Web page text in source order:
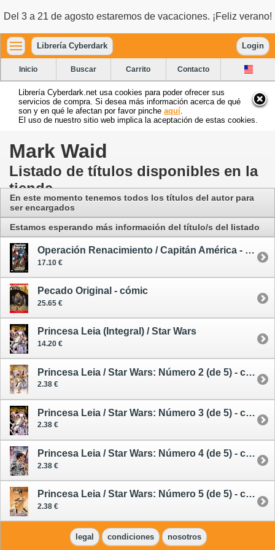
Del 3 a 21 de agosto estaremos de vacaciones. ¡Feliz verano!
Librería Cyberdark Login
Inicio Buscar Carrito Contacto
Librería Cyberdark.net usa cookies para poder ofrecer sus
servicios de compra. Si desea más información acerca de qué
son y en qué le afectan por favor pinche aquí
El uso de nuestro sitio web implica la aceptación de estas cookies.
Mark Waid
Listado de títulos disponibles en la
tienda
En este momento tenemos todos los títulos del autor para
ser encargados
Estamos esperando más información del título/s del listado
Operación Renacimiento / Capitán América - cómic
17.10 €
Pecado Original - cómic
25.65 €
Princesa Leia (Integral) / Star Wars
14.20 €
Princesa Leia / Star Wars: Número 2 (de 5) - cómic
2.38 €
Princesa Leia / Star Wars: Número 3 (de 5) - cómic
2.38 €
Princesa Leia / Star Wars: Número 4 (de 5) - cómic
2.38 €
Princesa Leia / Star Wars: Número 5 (de 5) - cómic
2.38 €
legal condiciones nosotros